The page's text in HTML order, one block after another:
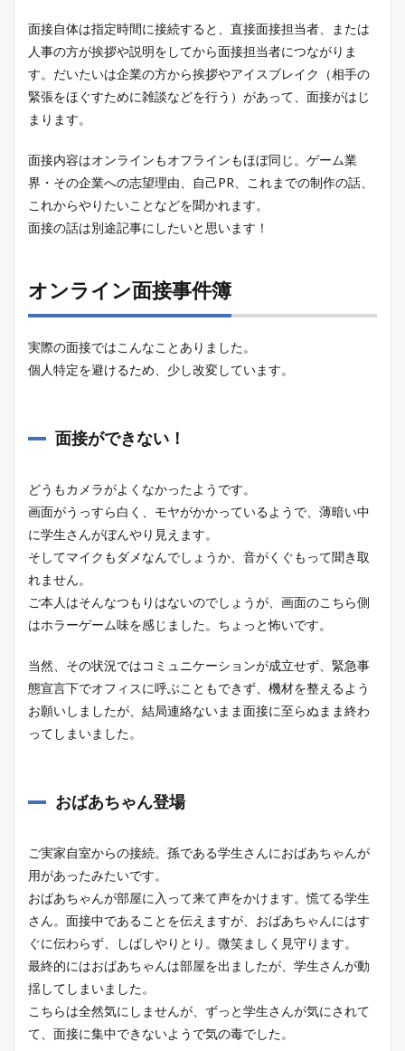
面接自体は指定時間に接続すると、直接面接担当者、または
人事の方が挨拶や説明をしてから面接担当者につながりま
す。だいたいは企業の方から挨拶やアイスブレイク（相手の
緊張をほぐすために雑談などを行う）があって、面接がはじ
まります。
面接内容はオンラインもオフラインもほぼ同じ。ゲーム業
界・その企業への志望理由、自己PR、これまでの制作の話、
これからやりたいことなどを聞かれます。
面接の話は別途記事にしたいと思います！
オンライン面接事件簿
実際の面接ではこんなことありました。
個人特定を避けるため、少し改変しています。
面接ができない！
どうもカメラがよくなかったようです。
画面がうっすら白く、モヤがかかっているようで、薄暗い中
に学生さんがぼんやり見えます。
そしてマイクもダメなんでしょうか、音がくぐもって聞き取
れません。
ご本人はそんなつもりはないのでしょうが、画面のこちら側
はホラーゲーム味を感じました。ちょっと怖いです。
当然、その状況ではコミュニケーションが成立せず、緊急事
態宣言下でオフィスに呼ぶこともできず、機材を整えるよう
お願いしましたが、結局連絡ないまま面接に至らぬまま終わ
ってしまいました。
おばあちゃん登場
ご実家自室からの接続。孫である学生さんにおばあちゃんが
用があったみたいです。
おばあちゃんが部屋に入って来て声をかけます。慌てる学生
さん。面接中であることを伝えますが、おばあちゃんにはす
ぐに伝わらず、しばしやりとり。微笑ましく見守ります。
最終的にはおばあちゃんは部屋を出ましたが、学生さんが動
揺してしまいました。
こちらは全然気にしませんが、ずっと学生さんが気にされて
て、面接に集中できないようで気の毒でした。